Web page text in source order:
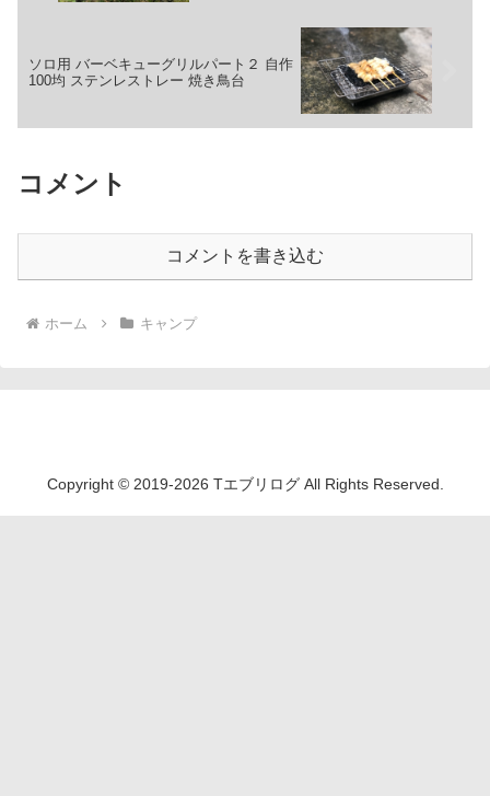
ソロ用 バーベキューグリルパート２ 自作
100均 ステンレストレー 焼き鳥台
コメント
コメントを書き込む
ホーム キャンプ
Copyright © 2019-2026 Tエブリログ All Rights Reserved.